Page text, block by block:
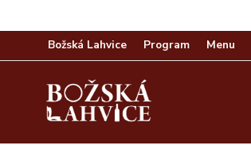
Božská Lahvice Program Menu